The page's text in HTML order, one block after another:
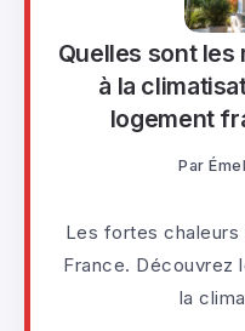
Quelles sont
à la
logement
Par
Les fortes
France. Découvrez
la